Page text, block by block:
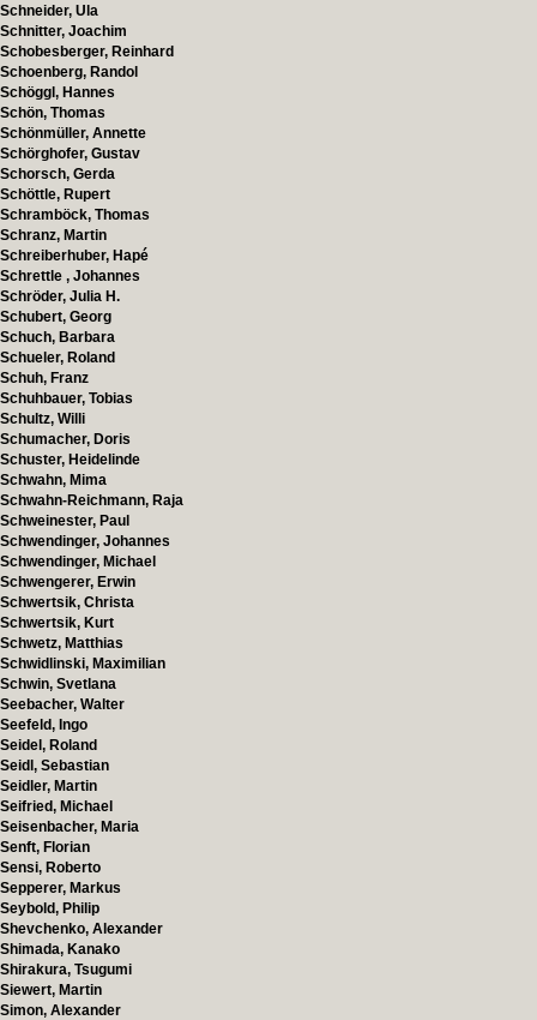
Schneider, Ula
Schnitter, Joachim
Schobesberger, Reinhard
Schoenberg, Randol
Schöggl, Hannes
Schön, Thomas
Schönmüller, Annette
Schörghofer, Gustav
Schorsch, Gerda
Schöttle, Rupert
Schramböck, Thomas
Schranz, Martin
Schreiberhuber, Hapé
Schrettle , Johannes
Schröder, Julia H.
Schubert, Georg
Schuch, Barbara
Schueler, Roland
Schuh, Franz
Schuhbauer, Tobias
Schultz, Willi
Schumacher, Doris
Schuster, Heidelinde
Schwahn, Mima
Schwahn-Reichmann, Raja
Schweinester, Paul
Schwendinger, Johannes
Schwendinger, Michael
Schwengerer, Erwin
Schwertsik, Christa
Schwertsik, Kurt
Schwetz, Matthias
Schwidlinski, Maximilian
Schwin, Svetlana
Seebacher, Walter
Seefeld, Ingo
Seidel, Roland
Seidl, Sebastian
Seidler, Martin
Seifried, Michael
Seisenbacher, Maria
Senft, Florian
Sensi, Roberto
Sepperer, Markus
Seybold, Philip
Shevchenko, Alexander
Shimada, Kanako
Shirakura, Tsugumi
Siewert, Martin
Simon, Alexander